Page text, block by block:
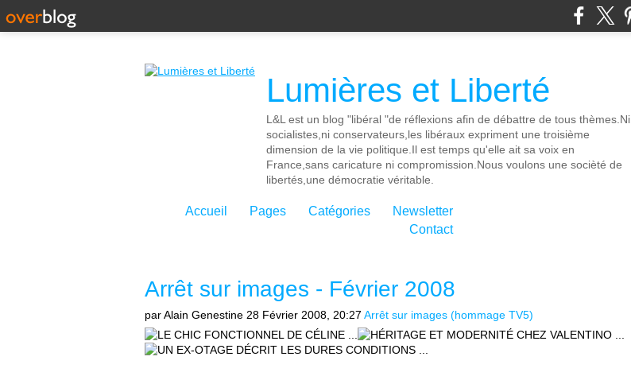
Lumières et Liberté
L&L est un blog "libéral "de réflexions afin de débattre de tous thèmes.Ni
socialistes,ni conservateurs,les libéraux expriment une troisième
dimension de la vie politique.Il est temps qu'elle ait sa voix en
France,sans caricature ni compromission.Nous voulons une socièté de
libertés,une démocratie véritable.
Accueil Pages Catégories
Newsletter
Contact
Arrêt sur images - Février 2008
par Alain Genestine 28 Février 2008, 20:27 Arrêt sur images (hommage TV5)